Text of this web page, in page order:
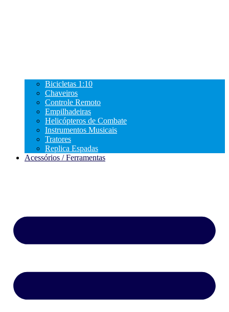
Bicicletas 1:10
Chaveiros
Controle Remoto
Empilhadeiras
Helicópteros de Combate
Instrumentos Musicais
Tratores
Replica Espadas
Acessórios / Ferramentas